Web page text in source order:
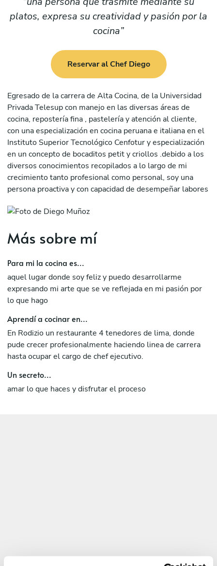
platos, expresa su creatividad y pasión por la
cocina
Reservar al Chef Diego
Egresado de la carrera de Alta Cocina, de la Universidad
Privada Telesup con manejo en las diversas áreas de
cocina, repostería fina , pastelería y atención al cliente,
con una especialización en cocina peruana e italiana en el
Instituto Superior Tecnológico Cenfotur y especialización
en un concepto de bocaditos petit y criollos .debido a los
diversos conocimientos recopilados a lo largo de mi
crecimiento tanto profesional como personal, soy una
persona proactiva y con capacidad de desempeñar labores
también con la facilidad de desenvolvimiento y de
participe de diversos eventos, charlas y clases
conocimiento y aplicación del HACCP, BPM, e ISO 9001,
eventos de gran envergadura logrando así en una corta
edad llegar a ser chef ejecutivo de restaurantes, docente
gastronómico de institutos y universidades y asesor
gastronómico de diversos restaurantes los cuales
crecieron y aumentaron sus rentabilidades en base a un
conjunto de ideas y una buena planeación del negocio.
Más sobre mí
Para mi la cocina es...
aquel lugar donde soy feliz y puedo desarrollarme
expresando mi arte que se ve reflejada en mi pasión por
lo que hago
Aprendí a cocinar en...
En Rodizio un restaurante 4 tenedores de lima, donde
pude crecer profesionalmente haciendo linea de carrera
hasta ocupar el cargo de chef ejecutivo.
Un secreto...
amar lo que haces y disfrutar el proceso